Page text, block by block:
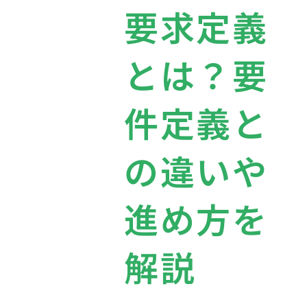
要求定義
とは？要
件定義と
の違いや
進め方を
解説